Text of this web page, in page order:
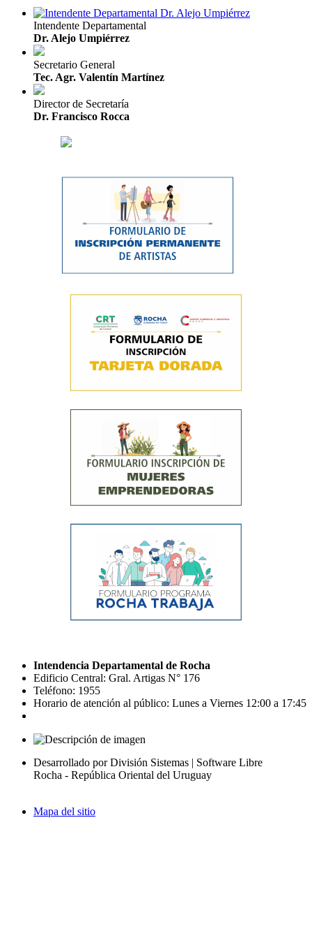
Intendente Departamental
Dr. Alejo Umpiérrez
Secretario General
Tec. Agr. Valentín Martínez
Director de Secretaría
Dr. Francisco Rocca
Intendencia Departamental de Rocha
Edificio Central: Gral. Artigas N° 176
Teléfono: 1955
Horario de atención al público: Lunes a Viernes 12:00 a 17:45
Desarrollado por División Sistemas | Software Libre
Rocha - República Oriental del Uruguay
Mapa del sitio